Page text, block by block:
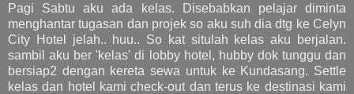
Pagi Sabtu aku ada kelas. Disebabkan pelajar diminta
menghantar tugasan dan projek so aku suh dia dtg ke Celyn
City Hotel jelah.. huu.. So kat situlah kelas aku berjalan.
sambil aku ber 'kelas' di lobby hotel, hubby dok tunggu dan
bersiap2 dengan kereta sewa untuk ke Kundasang. Settle
kelas dan hotel kami check-out dan terus ke destinasi kami